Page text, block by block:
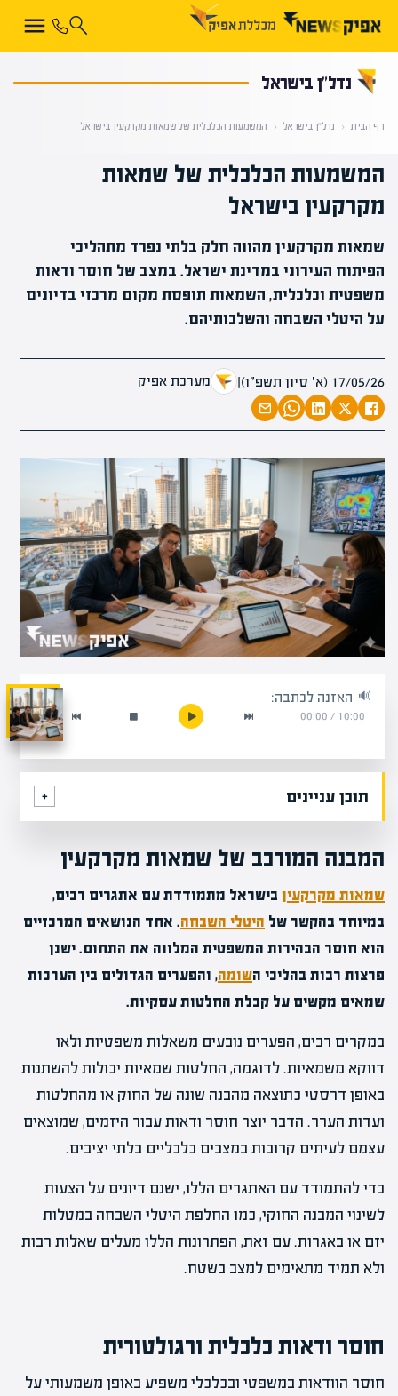
נדל”ן בישראל
דף הבית ‹ נדל”ן בישראל ‹ המשמעות הכלכלית של שמאות מקרקעין בישראל
המשמעות הכלכלית של שמאות
מקרקעין בישראל
שמאות מקרקעין מהווה חלק בלתי נפרד מתהליכי
הפיתוח העירוני במדינת ישראל. במצב של חוסר ודאות
משפטית וכלכלית, השמאות תופסת מקום מרכזי בדיונים
על היטלי השבחה והשלכותיהם.
17/05/26 (א׳ סיון תשפ״ו) | מערכת אפיק
האזנה לכתבה:
10:00
/
00:00
תוכן עניינים
המבנה המורכב של שמאות מקרקעין
שמאות מקרקעין בישראל מתמודדת עם אתגרים רבים,
במיוחד בהקשר של היטלי השבחה. אחד הנושאים המרכזיים
הוא חוסר הבהירות המשפטית המלווה את התחום. ישנן
פרצות רבות בהליכי השומה, והפערים הגדולים בין הערכות
שמאים מקשים על קבלת החלטות עסקיות.
במקרים רבים, הפערים נובעים משאלות משפטיות ולאו
דווקא משמאיות. לדוגמה, החלטות שמאיות יכולות להשתנות
באופן דרסטי כתוצאה מהבנה שונה של החוק או מהחלטות
ועדות הערר. הדבר יוצר חוסר ודאות עבור היזמים, שמוצאים
עצמם לעיתים קרובות במצבים כלכליים בלתי יציבים.
כדי להתמודד עם האתגרים הללו, ישנם דיונים על הצעות
לשינוי המבנה החוקי, כמו החלפת היטלי השבחה במטלות
יזם או באגרות. עם זאת, הפתרונות הללו מעלים שאלות רבות
ולא תמיד מתאימים למצב בשטח.
חוסר ודאות כלכלית ורגולטורית
חוסר הוודאות במשפטי ובכלכלי משפיע באופן משמעותי על